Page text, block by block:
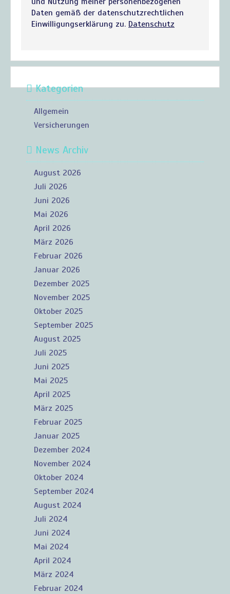
Daten gemäß der datenschutzrechtlichen
Einwilligungserklärung zu. Datenschutz
Kategorien
Allgemein
Versicherungen
News Archiv
August 2026
Juli 2026
Juni 2026
Mai 2026
April 2026
März 2026
Februar 2026
Januar 2026
Dezember 2025
November 2025
Oktober 2025
September 2025
August 2025
Juli 2025
Juni 2025
Mai 2025
April 2025
März 2025
Februar 2025
Januar 2025
Dezember 2024
November 2024
Oktober 2024
September 2024
August 2024
Juli 2024
Juni 2024
Mai 2024
April 2024
März 2024
Februar 2024